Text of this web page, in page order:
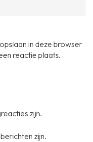
in deze browser
reactie plaats.
zijn.
zijn.